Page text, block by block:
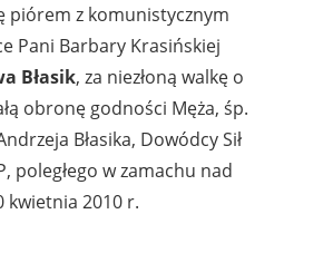
piórem z komunistycznym
Pani Barbary Krasińskiej
Błasik, za niezłoną walkę o
obronę godności Męża, śp.
Błasika, Dowódcy Sił
poległego w zamachu nad
kwietnia 2010 r.